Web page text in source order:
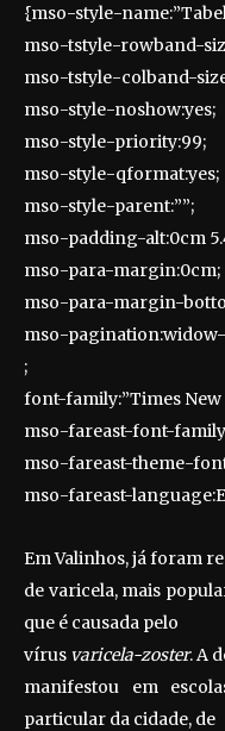
{mso-style-
mso-tstyle-rowband-
mso-tstyle-colband-
mso-style-noshow:yes;
mso-style-priority:99;
mso-style-qformat:yes;
mso-style-parent:””;
mso-padding-alt:0cm
mso-para-margin:0cm;
mso-para-margin-
mso-
;
font-family:”Times New
mso-fareast-font-
mso-fareast-theme-
mso-fareast-
Em Valinhos, já foram
de varicela, mais
que é causada pelo
vírus varicela-zoster. A
manifestou em
particular da cidade, de